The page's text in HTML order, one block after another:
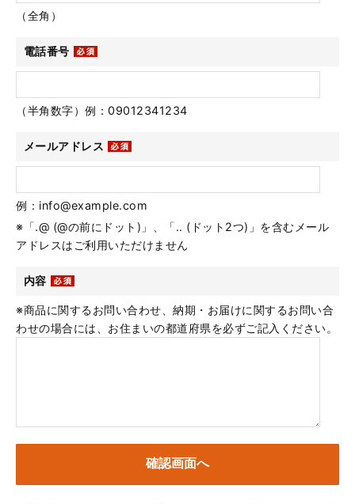
（全角）
電話番号
（半角数字）例：09012341234
メールアドレス
例：info@example.com
※「.@ (@の前にドット)」、「.. (ドット2つ)」を含むメール
アドレスはご利用いただけません
内容
※商品に関するお問い合わせ、納期・お届けに関するお問い合
わせの場合には、お住まいの都道府県を必ずご記入ください。